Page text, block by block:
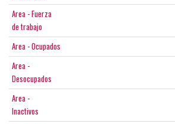
Area - Fuerza
de trabajo
Area - Ocupados
Area -
Desocupados
Area -
Inactivos